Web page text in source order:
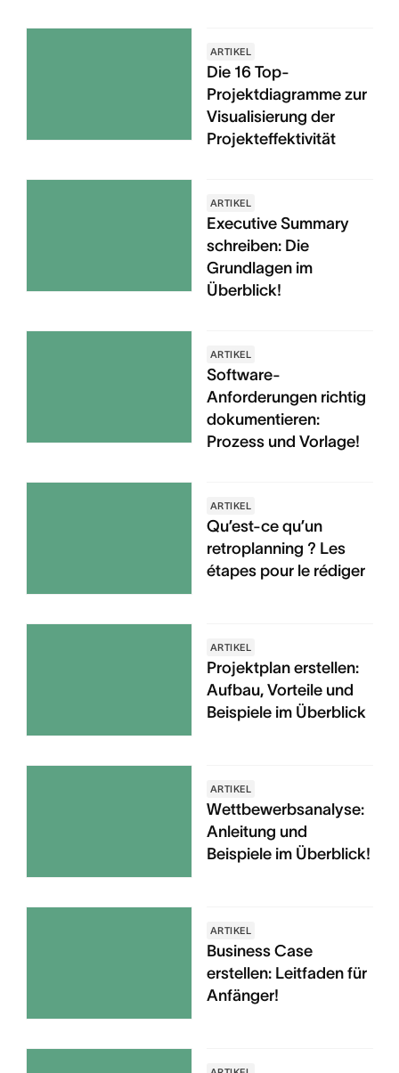
ARTIKEL
Die 16 Top-
Projektdiagramme zur
Visualisierung der
Projekteffektivität
ARTIKEL
Executive Summary
schreiben: Die
Grundlagen im
Überblick!
ARTIKEL
Software-
Anforderungen richtig
dokumentieren:
Prozess und Vorlage!
ARTIKEL
Qu’est-ce qu’un
retroplanning ? Les
étapes pour le rédiger
ARTIKEL
Projektplan erstellen:
Aufbau, Vorteile und
Beispiele im Überblick
ARTIKEL
Wettbewerbsanalyse:
Anleitung und
Beispiele im Überblick!
ARTIKEL
Business Case
erstellen: Leitfaden für
Anfänger!